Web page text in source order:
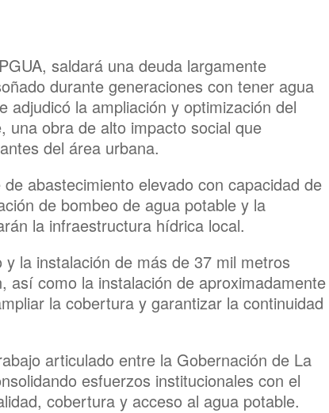
saldará una deuda largamente
durante generaciones con tener agua
adjudicó la ampliación y optimización del
una obra de alto impacto social que
del área urbana.
abastecimiento elevado con capacidad de
de bombeo de agua potable y la
la infraestructura hídrica local.
la instalación de más de 37 mil metros
así como la instalación de aproximadamente
la cobertura y garantizar la continuidad
articulado entre la Gobernación de La
esfuerzos institucionales con el
cobertura y acceso al agua potable.